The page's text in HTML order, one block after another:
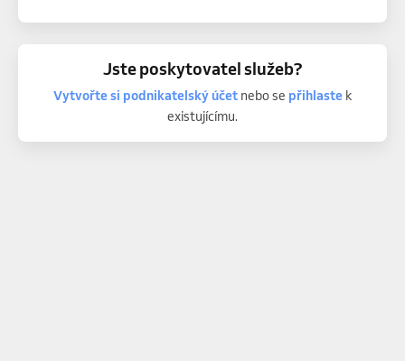
Jste poskytovatel služeb?
Vytvořte si podnikatelský účetnebo se přihlastek
existujícímu.